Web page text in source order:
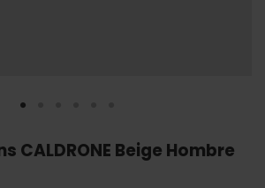
CALDRONE Beige Hombre